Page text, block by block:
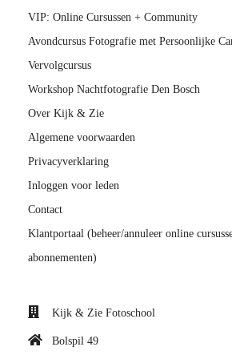
VIP: Online Cursussen + Community
Avondcursus Fotografie met Persoonlijke
Vervolgcursus
Workshop Nachtfotografie Den Bosch
Over Kijk & Zie
Algemene voorwaarden
Privacyverklaring
Inloggen voor leden
Contact
Klantportaal (beheer/annuleer online
abonnementen)
Kijk & Zie Fotoschool
Bolspil 49